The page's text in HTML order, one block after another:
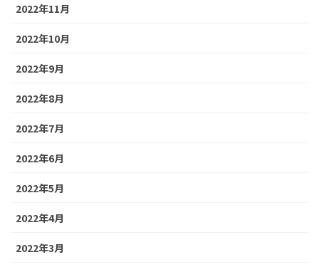
2022年11月
2022年10月
2022年9月
2022年8月
2022年7月
2022年6月
2022年5月
2022年4月
2022年3月